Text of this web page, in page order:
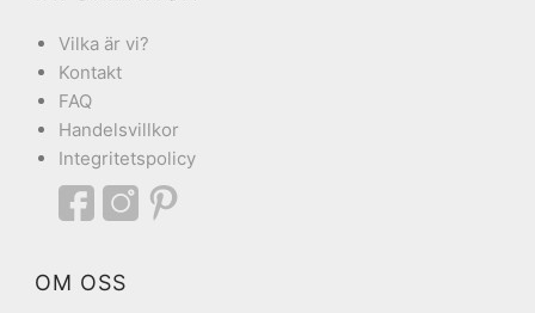
Vilka är vi?
Kontakt
FAQ
Handelsvillkor
Integritetspolicy
OM OSS